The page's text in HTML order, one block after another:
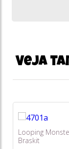
Veja
Looping
Braskit